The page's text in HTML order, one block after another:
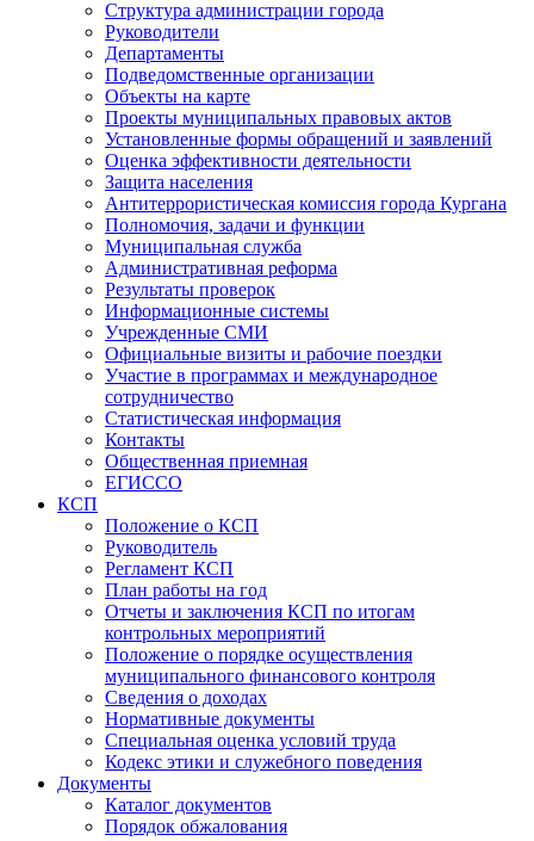
Структура администрации города
Руководители
Департаменты
Подведомственные организации
Объекты на карте
Проекты муниципальных правовых актов
Установленные формы обращений и заявлений
Оценка эффективности деятельности
Защита населения
Антитеррористическая комиссия города Кургана
Полномочия, задачи и функции
Муниципальная служба
Административная реформа
Результаты проверок
Информационные системы
Учрежденные СМИ
Официальные визиты и рабочие поездки
Участие в программах и международное
сотрудничество
Статистическая информация
Контакты
Общественная приемная
ЕГИССО
КСП
Положение о КСП
Руководитель
Регламент КСП
План работы на год
Отчеты и заключения КСП по итогам
контрольных мероприятий
Положение о порядке осуществления
муниципального финансового контроля
Сведения о доходах
Нормативные документы
Специальная оценка условий труда
Кодекс этики и служебного поведения
Документы
Каталог документов
Порядок обжалования